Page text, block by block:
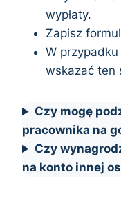
wypłaty.
Zapisz
W
wskazać ten
Czy mogę
pracownika na
Czy
na konto innej